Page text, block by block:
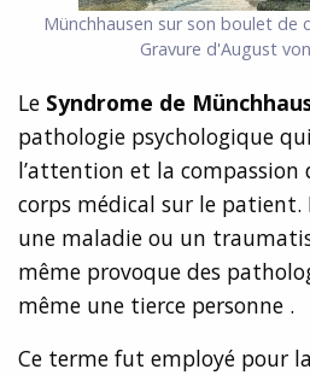
Münchhausen sur son boulet de
Gravure d'August
Le Syndrome de
pathologie psychologique
l’attention et la compassion
corps médical sur le patient.
une maladie ou un
même provoque des
même une tierce personne .
Ce terme fut employé pour